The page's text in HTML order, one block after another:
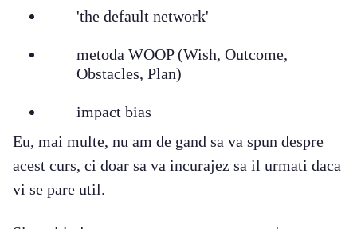
'the default network'
metoda WOOP (Wish, Outcome,
Obstacles, Plan)
impact bias
Eu, mai multe, nu am de gand sa va spun despre
acest curs, ci doar sa va incurajez sa il urmati daca
vi se pare util.